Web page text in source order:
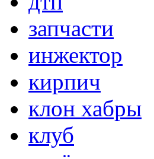
запчасти
инжектор
кирпич
клон хабры
клуб